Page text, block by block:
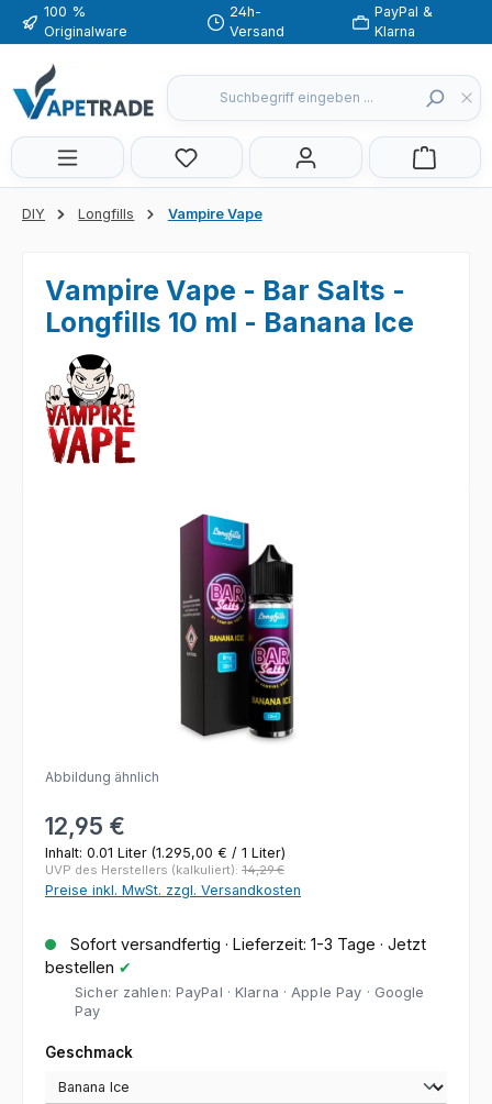
Zum Hauptinhalt springen
100 %
Originalware
24h-
Versand
PayPal &
Klarna
Du hast 0 Produkte auf dem
DIY Longfills Vampire Vape
Vampire Vape - Bar Salts -
Longfills 10 ml - Banana Ice
Bildergalerie überspringen
Abbildung ähnlich
Regulärer Preis:
12,95 €
Inhalt: 0.01 Liter (1.295,00 € / 1 Liter)
UVP des Herstellers (kalkuliert): 14,29 €
Preise inkl. MwSt. zzgl. Versandkosten
Sofort versandfertig · Lieferzeit: 1-3 Tage · Jetzt
bestellen ✔
Sicher zahlen: PayPal · Klarna · Apple Pay · Google
Pay
Geschmackauswählen